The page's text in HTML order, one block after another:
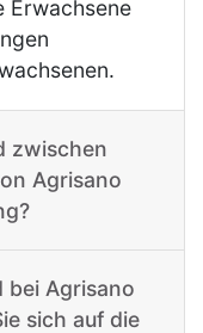
Erwachsene
zwischen
Agrisano
bei Agrisano
sich auf die